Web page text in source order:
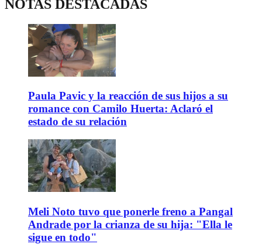
NOTAS DESTACADAS
Paula Pavic y la reacción de sus hijos a su
romance con Camilo Huerta: Aclaró el
estado de su relación
Meli Noto tuvo que ponerle freno a Pangal
Andrade por la crianza de su hija: "Ella le
sigue en todo"